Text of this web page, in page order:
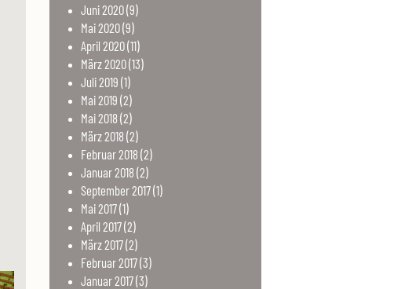
Juni2020(9)
Mai2020(9)
April 2020(11)
März2020(13)
Juli2019 (1)
Mai2019 (2)
Mai2018 (2)
März2018 (2)
Februar2018 (2)
Januar2018 (2)
September2017(1)
Mai2017(1)
April 2017(2)
März2017(2)
Februar2017(3)
Januar2017(3)